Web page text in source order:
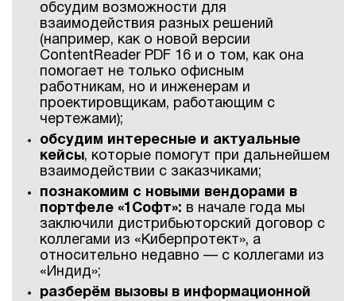
обсудим возможности для
взаимодействия разных решений
(например, как о новой версии
ContentReader PDF 16 и о том, как она
помогает не только офисным
работникам, но и инженерам и
проектировщикам, работающим с
чертежами);
обсудим интересные и актуальные
кейсы, которые помогут при дальнейшем
взаимодействии с заказчиками;
познакомим с новыми вендорами в
портфеле «1Софт»: в начале года мы
заключили дистрибьюторский договор с
коллегами из «Киберпротект», а
относительно недавно — с коллегами из
«Индид»;
разберём вызовы в информационной